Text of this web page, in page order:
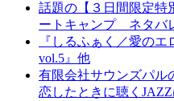
話題の【３日間限定特
ートキャンプ ネタバ
『しるふぁく／愛のエ
vol.5』他
有限会社サウンズパ
恋したときに聴く